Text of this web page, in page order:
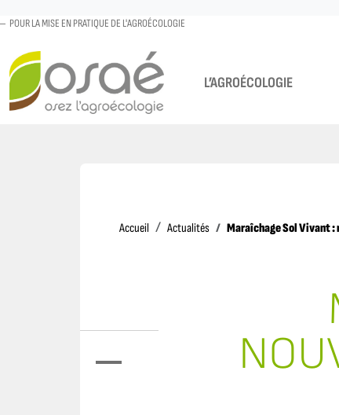
POUR LA MISE EN PRATIQUE DE L'AGROÉCOLOGIE
L’AGROÉCOLOGIE
Accueil AccueilActualités Maraîchage Sol Vivant